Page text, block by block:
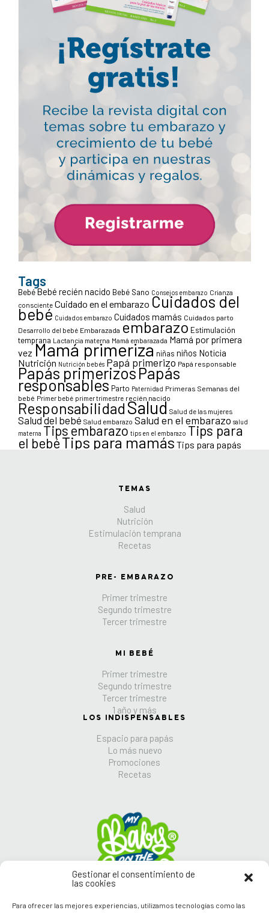
Gestionar el consentimiento de
las cookies
Para ofrecer las mejores experiencias, utilizamos tecnologías como las
Tags
BebéBebé recién nacido Bebé Sano Consejos embarazo Crianza
consciente Cuidado en el embarazo Cuidados del
bebé Cuidados embarazo Cuidados mamás Cuidados parto
Desarrollo del bebé Embarazada embarazo Estimulación
temprana Lactancia materna Mamá embarazada Mamá por primera
vez Mamá primeriza niñas niños Noticia
Nutrición Nutrición bebés Papá primerizo Papá responsable
Papás primerizosPapás
responsables Parto Paternidad Primeras Semanas del
bebé Primer bebé primer trimestre recién nacido
Responsabilidad Salud Salud de las mujeres
Salud del bebé Salud embarazo Salud en el embarazo salud
materna Tips embarazo tips en el embarazo Tips para
el bebéTips para mamásTips para papás
TEMAS
Salud
Nutrición
Estimulación temprana
Recetas
PRE- EMBARAZO
Primer trimestre
Segundo trimestre
Tercer trimestre
MI BEBÉ
Primer trimestre
Segundo trimestre
Tercer trimestre
1 año y más
LOS INDISPENSABLES
Espacio para papás
Lo más nuevo
Promociones
Recetas